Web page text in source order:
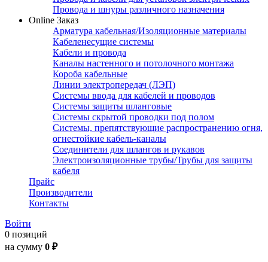
Провода и шнуры различного назначения
Online Заказ
Арматура кабельная/Изоляционные материалы
Кабеленесущие системы
Кабели и провода
Каналы настенного и потолочного монтажа
Короба кабельные
Линии электропередач (ЛЭП)
Системы ввода для кабелей и проводов
Системы защиты шланговые
Системы скрытой проводки под полом
Системы, препятствующие распространению огня,
огнестойкие кабель-каналы
Соединители для шлангов и рукавов
Электроизоляционные трубы/Трубы для защиты
кабеля
Прайс
Производители
Контакты
Войти
0 позиций
на сумму 0 ₽